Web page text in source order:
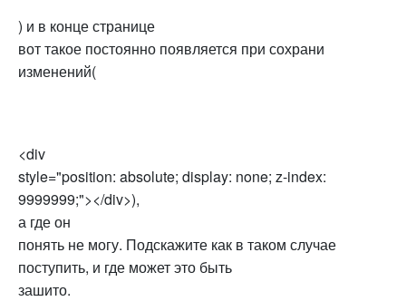
) и в конце странице
вот такое постоянно появляется при сохрани
изменений(
<div
style="position: absolute; display: none; z-index:
9999999;"></div>),
а где он
понять не могу. Подскажите как в таком случае
поступить, и где может это быть
зашито.